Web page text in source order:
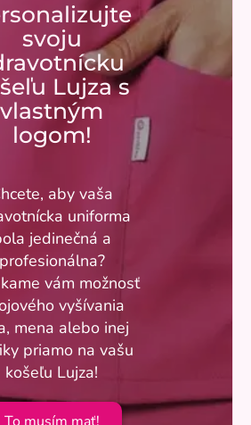
svoju
Lujza s
vlastným
logom!
aby vaša
uniforma
jedinečná a
profesionálna?
vám možnosť
vyšívania
mena alebo inej
priamo na vašu
košeľu Lujza!